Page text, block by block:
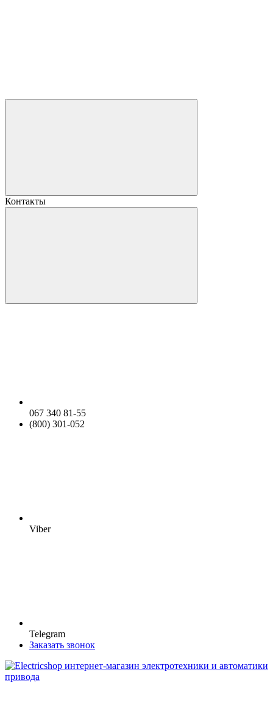
Контакты
067 340 81-55
(800) 301-052
Viber
Telegram
Заказать звонок